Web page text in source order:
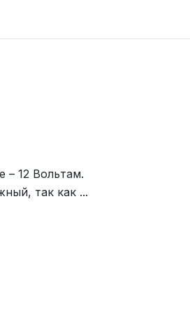
– 12 Вольтам.
так как ...